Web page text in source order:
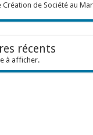
Création de Société au
récents
à afficher.